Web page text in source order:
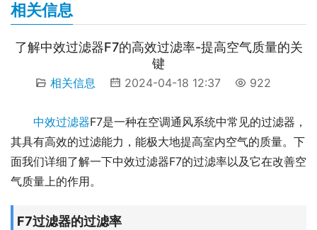
相关信息
了解中效过滤器F7的高效过滤率-提高空气质量的关
键
相关信息 2024-04-18 12:37 922
中效过滤器F7是一种在空调通风系统中常见的过滤器，
其具有高效的过滤能力，能极大地提高室内空气的质量。下
面我们详细了解一下中效过滤器F7的过滤率以及它在改善空
气质量上的作用。
F7过滤器的过滤率